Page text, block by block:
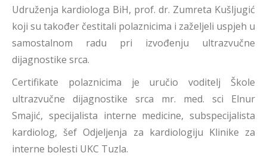
Udruženja kardiologa BiH, prof. dr. Zumreta Kušljugić
koji su također čestitali polaznicima i zaželjeli uspjeh u
samostalnom radu pri izvođenju ultrazvučne
dijagnostike srca.
Certifikate polaznicima je uručio voditelj Škole
ultrazvučne dijagnostike srca mr. med. sci Elnur
Smajić, specijalista interne medicine, subspecijalista
kardiolog, šef Odjeljenja za kardiologiju Klinike za
interne bolesti UKC Tuzla.